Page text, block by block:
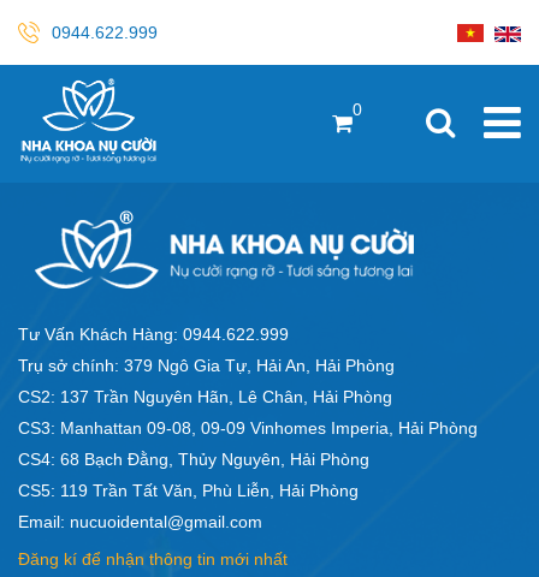
0944.622.999
0
Tư Vấn Khách Hàng: 0944.622.999
Trụ sở chính: 379 Ngô Gia Tự, Hải An, Hải Phòng
CS2: 137 Trần Nguyên Hãn, Lê Chân, Hải Phòng
CS3: Manhattan 09-08, 09-09 Vinhomes Imperia, Hải Phòng
CS4: 68 Bạch Đằng, Thủy Nguyên, Hải Phòng
CS5: 119 Trần Tất Văn, Phù Liễn, Hải Phòng
Email: nucuoidental@gmail.com
Đăng kí để nhận thông tin mới nhất